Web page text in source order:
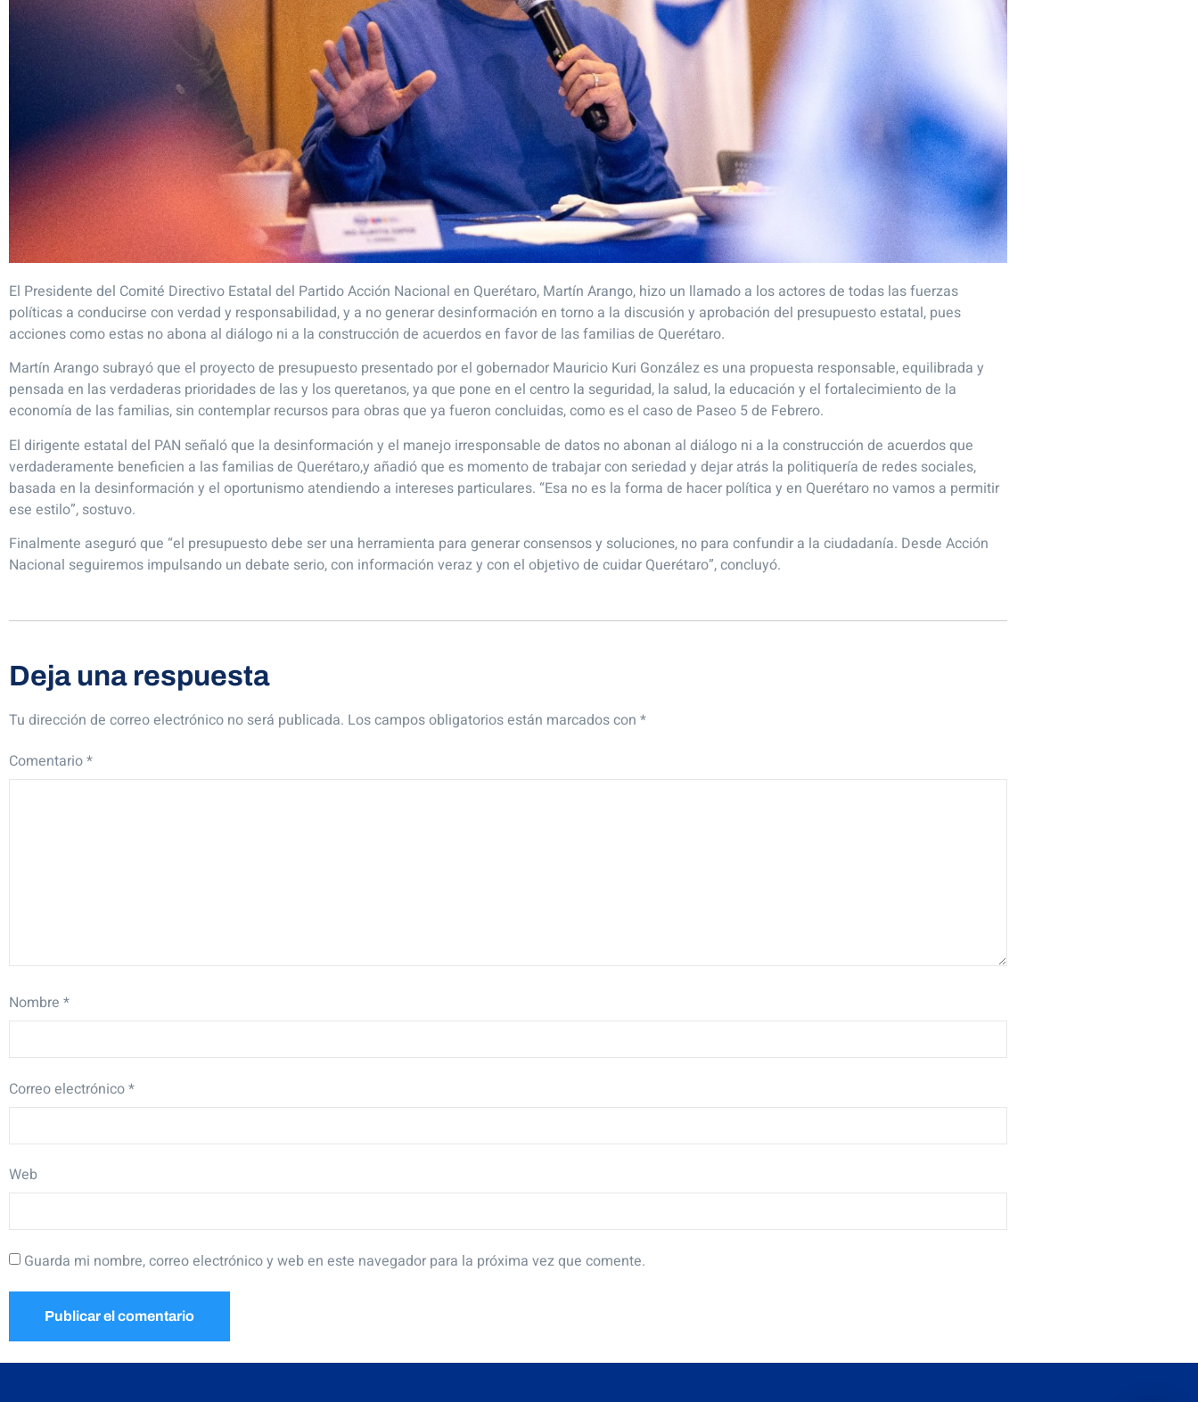
El Presidente del Comité Directivo Estatal del Partido Acción Nacional en Querétaro, Martín Arango, hizo un llamado a los actores de todas las fuerzas
políticas a conducirse con verdad y responsabilidad, y a no generar desinformación en torno a la discusión y aprobación del presupuesto estatal, pues
acciones como estas no abona al diálogo ni a la construcción de acuerdos en favor de las familias de Querétaro.
Martín Arango subrayó que el proyecto de presupuesto presentado por el gobernador Mauricio Kuri González es una propuesta responsable, equilibrada y
pensada en las verdaderas prioridades de las y los queretanos, ya que pone en el centro la seguridad, la salud, la educación y el fortalecimiento de la
economía de las familias, sin contemplar recursos para obras que ya fueron concluidas, como es el caso de Paseo 5 de Febrero.
El dirigente estatal del PAN señaló que la desinformación y el manejo irresponsable de datos no abonan al diálogo ni a la construcción de acuerdos que
verdaderamente beneficien a las familias de Querétaro,y añadió que es momento de trabajar con seriedad y dejar atrás la politiquería de redes sociales,
basada en la desinformación y el oportunismo atendiendo a intereses particulares. “Esa no es la forma de hacer política y en Querétaro no vamos a permitir
ese estilo”, sostuvo.
Finalmente aseguró que “el presupuesto debe ser una herramienta para generar consensos y soluciones, no para confundir a la ciudadanía. Desde Acción
Nacional seguiremos impulsando un debate serio, con información veraz y con el objetivo de cuidar Querétaro”, concluyó.
Deja una respuesta
Tu dirección de correo electrónico no será publicada. Los campos obligatorios están marcados con *
Comentario*
Nombre *
Correo electrónico*
Web
Guarda mi nombre, correo electrónico y web en este navegador para la próxima vez que comente.